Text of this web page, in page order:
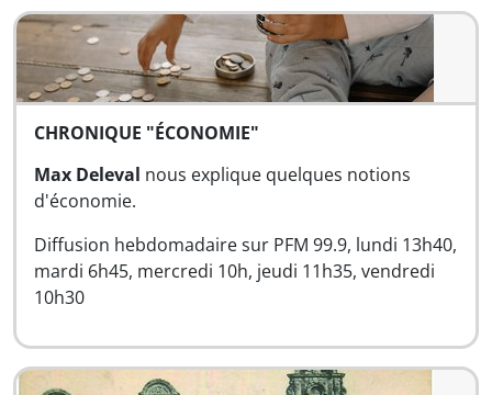
CHRONIQUE "ÉCONOMIE"
Max Deleval nous explique quelques notions
d'économie.
Diffusion hebdomadaire sur PFM 99.9, lundi 13h40,
mardi 6h45, mercredi 10h, jeudi 11h35, vendredi
10h30